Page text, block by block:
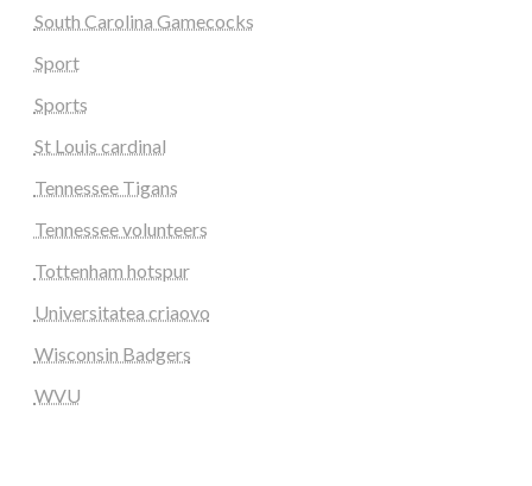
South Carolina Gamecocks
Sport
Sports
St Louis cardinal
Tennessee Tigans
Tennessee volunteers
Tottenham hotspur
Universitatea criaovo
Wisconsin Badgers
WVU